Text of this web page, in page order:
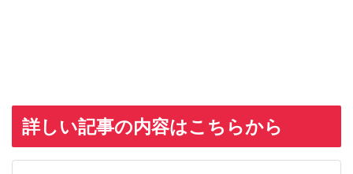
詳しい記事の内容はこちらから